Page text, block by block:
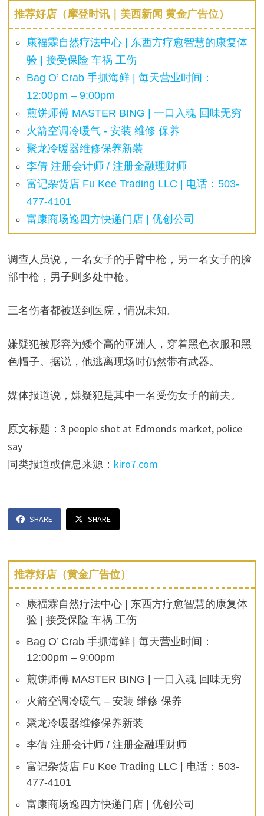
推荐好店（摩登时讯｜美西新闻 黄金广告位）
康福霖自然疗法中心 | 东西方疗愈智慧的康复体
验 | 接受保险 车祸 工伤
Bag O’ Crab 手抓海鲜 | 每天营业时间：
12:00pm – 9:00pm
煎饼师傅 MASTER BING | 一口入魂 回味无穷
火箭空调冷暖气 - 安装 维修 保养
聚龙冷暖器维修保养新装
李倩 注册会计师 / 注册金融理财师
富记杂货店 Fu Kee Trading LLC | 电话：503-
477-4101
富康商场逸四方快递门店 | 优创公司
调查人员说，一名女子的手臂中枪，另一名女子的脸
部中枪，男子则多处中枪。
三名伤者都被送到医院，情况未知。
嫌疑犯被形容为矮个高的亚洲人，穿着黑色衣服和黑
色帽子。据说，他逃离现场时仍然带有武器。
媒体报道说，嫌疑犯是其中一名受伤女子的前夫。
原文标题：3 people shot at Edmonds market, police
say
同类报道或信息来源： kiro7.com
SHARE SHARE
推荐好店（黄金广告位）
康福霖自然疗法中心 | 东西方疗愈智慧的康复体
验 | 接受保险 车祸 工伤
Bag O’ Crab 手抓海鲜 | 每天营业时间：
12:00pm – 9:00pm
煎饼师傅 MASTER BING | 一口入魂 回味无穷
火箭空调冷暖气 – 安装 维修 保养
聚龙冷暖器维修保养新装
李倩 注册会计师 / 注册金融理财师
富记杂货店 Fu Kee Trading LLC | 电话：503-
477-4101
富康商场逸四方快递门店 | 优创公司